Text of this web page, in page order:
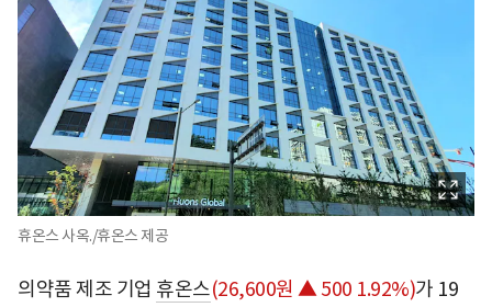
휴온스 사옥./휴온스 제공
의약품 제조 기업 휴온스(26,600원 ▲ 500 1.92%)가 19